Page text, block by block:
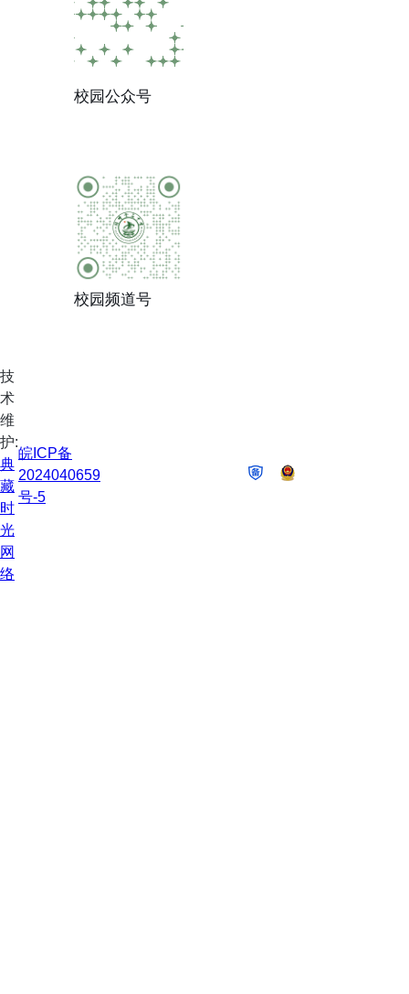
校园公众号
校园频道号
技
术
维
护:
典
藏
时
光
网
络
皖ICP备
2024040659
号-5